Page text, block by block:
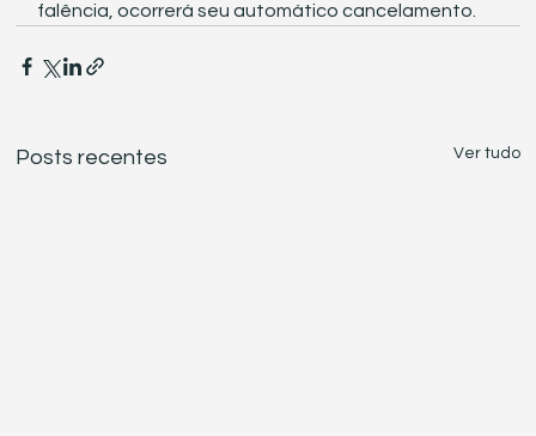
falência, ocorrerá seu automático cancelamento.
Posts recentes Ver tudo